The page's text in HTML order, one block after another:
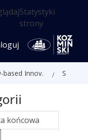
Statystyki
strony
Social Capital in the University-based Innovation Ecosystem in the Leading Life Science Clusters. Implications for Poland